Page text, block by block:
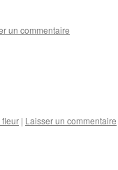
un commentaire
fleur | Laisser un commentaire